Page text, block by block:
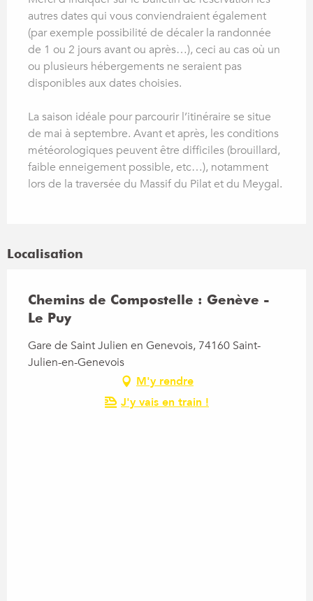
autres dates qui vous conviendraient également
(par exemple possibilité de décaler la randonnée
de 1 ou 2 jours avant ou après…), ceci au cas où un
ou plusieurs hébergements ne seraient pas
disponibles aux dates choisies.
La saison idéale pour parcourir l’itinéraire se situe
de mai à septembre. Avant et après, les conditions
météorologiques peuvent être difficiles (brouillard,
faible enneigement possible, etc…), notamment
lors de la traversée du Massif du Pilat et du Meygal.
Localisation
Chemins de Compostelle : Genève -
Le Puy
Gare de Saint Julien en Genevois, 74160 Saint-
Julien-en-Genevois
M'y rendre
J'y vais en train !